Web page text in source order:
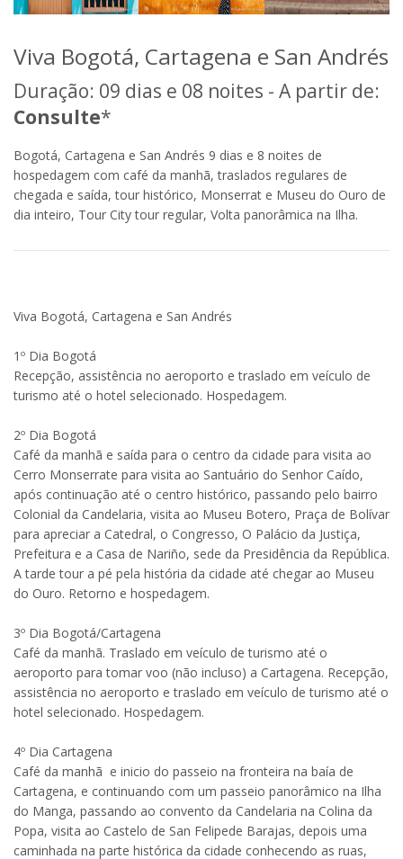
Viva Bogotá, Cartagena e San Andrés
Duração: 09 dias e 08 noites - A partir de:
Consulte*
Bogotá, Cartagena e San Andrés 9 dias e 8 noites de
hospedagem com café da manhã, traslados regulares de
chegada e saída, tour histórico, Monserrat e Museu do Ouro de
dia inteiro, Tour City tour regular, Volta panorâmica na Ilha.
Viva Bogotá, Cartagena e San Andrés
1º Dia Bogotá
Recepção, assistência no aeroporto e traslado em veículo de
turismo até o hotel selecionado. Hospedagem.
2º Dia Bogotá
Café da manhã e saída para o centro da cidade para visita ao
Cerro Monserrate para visita ao Santuário do Senhor Caído,
após continuação até o centro histórico, passando pelo bairro
Colonial da Candelaria, visita ao Museu Botero, Praça de Bolívar
para apreciar a Catedral, o Congresso, O Palácio da Justiça,
Prefeitura e a Casa de Nariño, sede da Presidência da República.
A tarde tour a pé pela história da cidade até chegar ao Museu
do Ouro. Retorno e hospedagem.
3º Dia Bogotá/Cartagena
Café da manhã. Traslado em veículo de turismo até o
aeroporto para tomar voo (não incluso) a Cartagena. Recepção,
assistência no aeroporto e traslado em veículo de turismo até o
hotel selecionado. Hospedagem.
4º Dia Cartagena
Café da manhã e inicio do passeio na fronteira na baía de
Cartagena, e continuando com um passeio panorâmico na Ilha
do Manga, passando ao convento da Candelaria na Colina da
Popa, visita ao Castelo de San Felipede Barajas, depois uma
caminhada na parte histórica da cidade conhecendo as ruas,